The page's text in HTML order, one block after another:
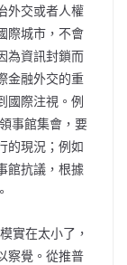
外交或者人權
際城市，不會
為資訊封鎖而
金融外交的重
國際注視。例
事館集會，要
的現況；例如
館抗議，根據
實在太小了，
察覺。從推普